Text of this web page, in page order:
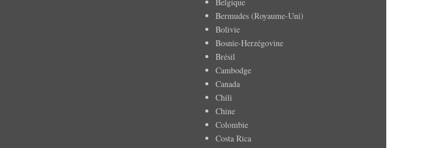
Belgique
Bermudes (Royaume-Uni)
Bolivie
Bosnie-Herzégovine
Brésil
Cambodge
Canada
Chili
Chine
Colombie
Costa Rica